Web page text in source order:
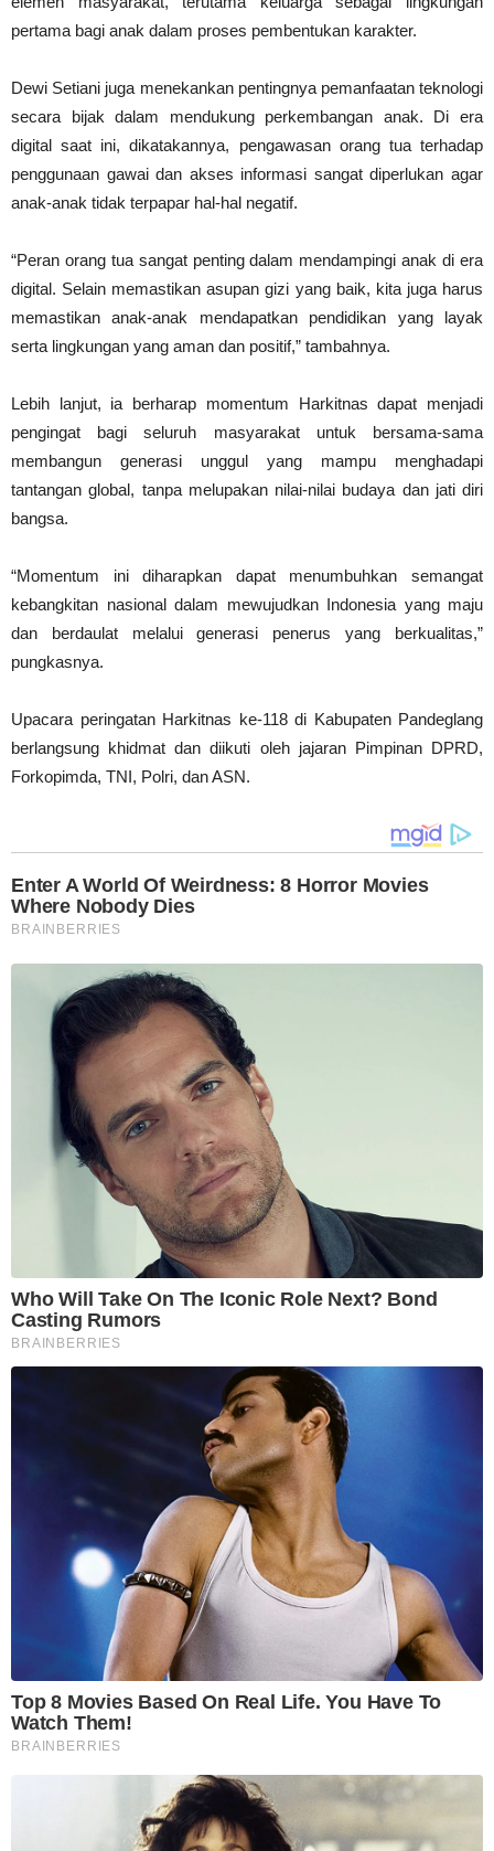
pertama bagi anak dalam proses pembentukan karakter.
Dewi Setiani juga menekankan pentingnya pemanfaatan teknologi
secara bijak dalam mendukung perkembangan anak. Di era
digital saat ini, dikatakannya, pengawasan orang tua terhadap
penggunaan gawai dan akses informasi sangat diperlukan agar
anak-anak tidak terpapar hal-hal negatif.
“Peran orang tua sangat penting dalam mendampingi anak di era
digital. Selain memastikan asupan gizi yang baik, kita juga harus
memastikan anak-anak mendapatkan pendidikan yang layak
serta lingkungan yang aman dan positif,” tambahnya.
Lebih lanjut, ia berharap momentum Harkitnas dapat menjadi
pengingat bagi seluruh masyarakat untuk bersama-sama
membangun generasi unggul yang mampu menghadapi
tantangan global, tanpa melupakan nilai-nilai budaya dan jati diri
bangsa.
“Momentum ini diharapkan dapat menumbuhkan semangat
kebangkitan nasional dalam mewujudkan Indonesia yang maju
dan berdaulat melalui generasi penerus yang berkualitas,”
pungkasnya.
Upacara peringatan Harkitnas ke-118 di Kabupaten Pandeglang
berlangsung khidmat dan diikuti oleh jajaran Pimpinan DPRD,
Forkopimda, TNI, Polri, dan ASN.